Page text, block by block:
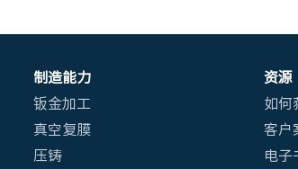
制造能力
钣金加工
真空复膜
压铸
资源
如何
客户
电子